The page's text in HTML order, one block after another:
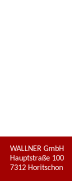
WALLNER GmbH
Hauptstraße 100
7312 Horitschon